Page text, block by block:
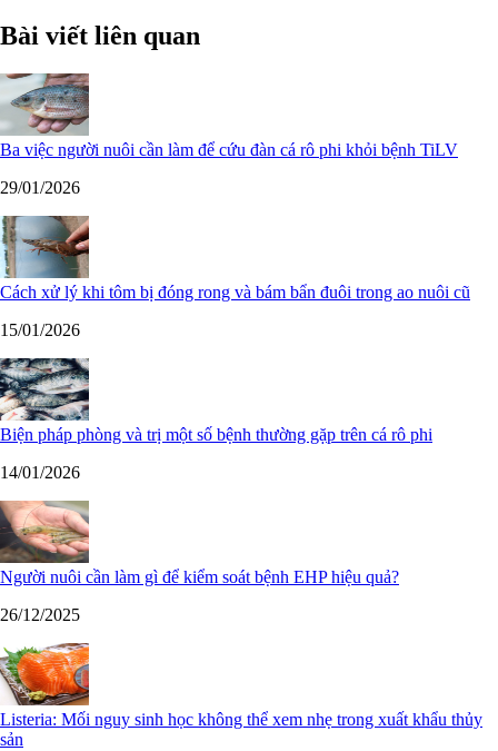
Bài viết liên quan
Ba việc người nuôi cần làm để cứu đàn cá rô phi khỏi bệnh TiLV
29/01/2026
Cách xử lý khi tôm bị đóng rong và bám bẩn đuôi trong ao nuôi cũ
15/01/2026
Biện pháp phòng và trị một số bệnh thường gặp trên cá rô phi
14/01/2026
Người nuôi cần làm gì để kiểm soát bệnh EHP hiệu quả?
26/12/2025
Listeria: Mối nguy sinh học không thể xem nhẹ trong xuất khẩu thủy
sản